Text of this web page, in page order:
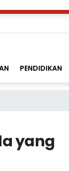
PENDIDIKAN
yang